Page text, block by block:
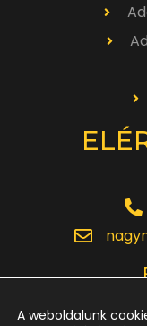
A weboldalunk